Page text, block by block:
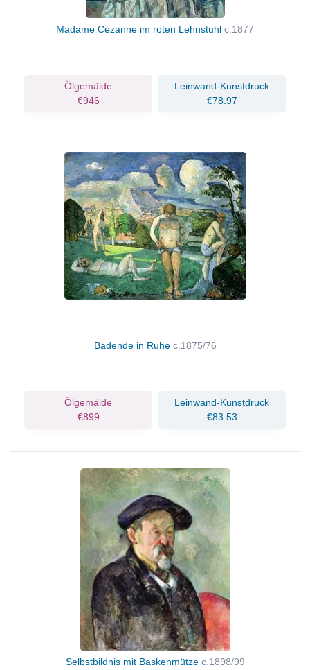
Madame Cézanne im roten Lehnstuhl c.1877
Ölgemälde
€946
Leinwand-Kunstdruck
€78.97
Badende in Ruhe c.1875/76
Ölgemälde
€899
Leinwand-Kunstdruck
€83.53
Selbstbildnis mit Baskenmütze c.1898/99